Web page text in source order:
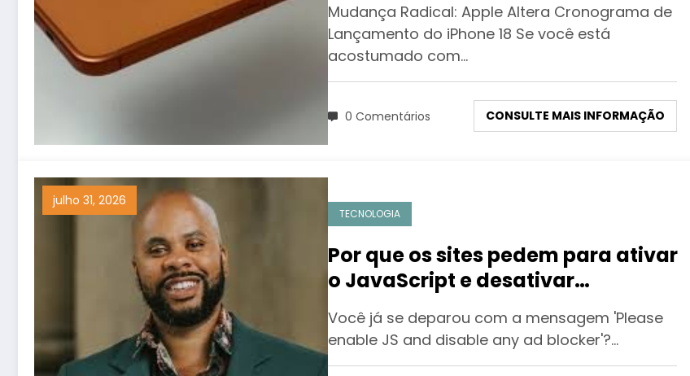
Mudança Radical: Apple Altera Cronograma de
Lançamento do iPhone 18 Se você está
acostumado com…
0 Comentários CONSULTE MAIS INFORMAÇÃO
julho 31, 2026
TECNOLOGIA
Por que os sites pedem para ativar
o JavaScript e desativar
AdBlockers? Entenda tudo!
Você já se deparou com a mensagem 'Please
enable JS and disable any ad blocker'?…